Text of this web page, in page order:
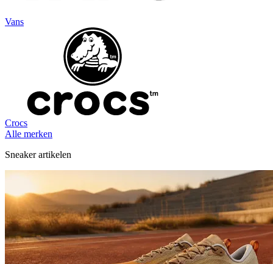
Vans
Crocs
Alle merken
Sneaker artikelen